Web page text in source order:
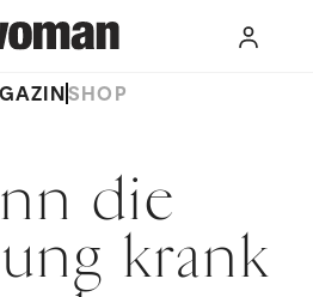
SHOP
die
krank